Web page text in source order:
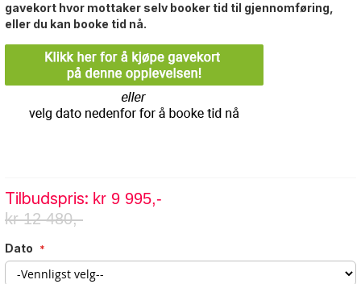
gavekort hvor mottaker selv booker tid til gjennomføring,
eller du kan booke tid nå.
Tilbudspris
kr 9 995,-
kr 12 480,-
Dato